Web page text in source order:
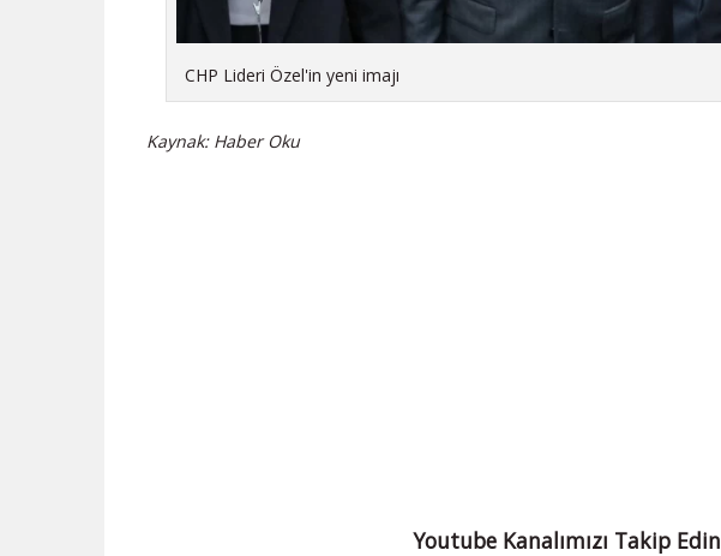
CHP Lideri Özel'in yeni imajı
Kaynak: Haber Oku
Youtube Kanalımızı Takip Edin